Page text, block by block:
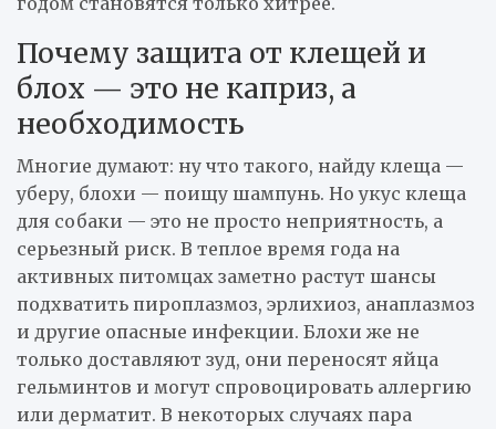
Почему защита от клещей и
блох — это не каприз, а
необходимость
Многие думают: ну что такого, найду клеща —
уберу, блохи — поищу шампунь. Но укус клеща
для собаки — это не просто неприятность, а
серьезный риск. В теплое время года на
активных питомцах заметно растут шансы
подхватить пироплазмоз, эрлихиоз, анаплазмоз
и другие опасные инфекции. Блохи же не
только доставляют зуд, они переносят яйца
гельминтов и могут спровоцировать аллергию
или дерматит. В некоторых случаях пара